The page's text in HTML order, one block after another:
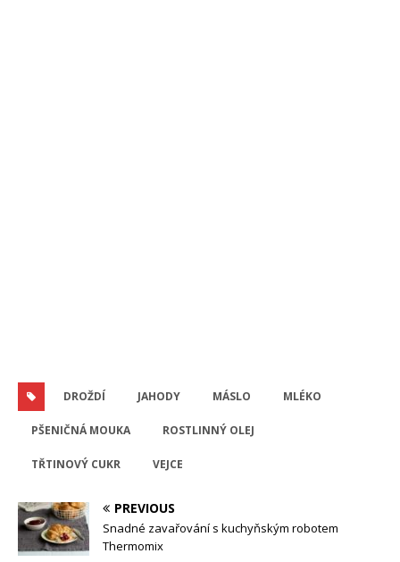
DROŽDÍ JAHODY MÁSLO MLÉKO
PŠENIČNÁ MOUKA ROSTLINNÝ OLEJ
TŘTINOVÝ CUKR VEJCE
PREVIOUS
Snadné zavařování s kuchyňským robotem
Thermomix